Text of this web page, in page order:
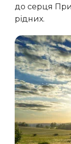
до серця
рідних.